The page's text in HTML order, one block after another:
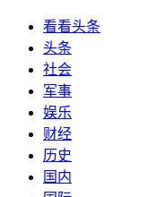
看看头条
头条
社会
军事
娱乐
财经
历史
国内